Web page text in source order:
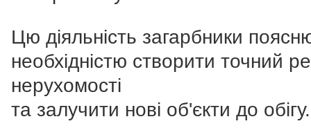
Цю діяльність загарбники
необхідністю створити точний
нерухомості
та залучити нові об'єкти до обігу.